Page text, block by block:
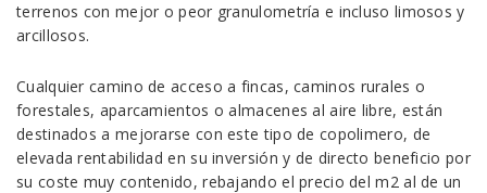
terrenos con mejor o peor granulometría e incluso limosos y
arcillosos.
Cualquier camino de acceso a fincas, caminos rurales o
forestales, aparcamientos o almacenes al aire libre, están
destinados a mejorarse con este tipo de copolimero, de
elevada rentabilidad en su inversión y de directo beneficio por
su coste muy contenido, rebajando el precio del m2 al de un